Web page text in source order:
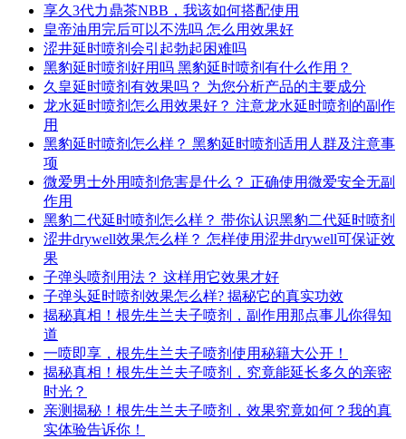
享久3代力鼎茶NBB，我该如何搭配使用
皇帝油用完后可以不洗吗 怎么用效果好
涩井延时喷剂会引起勃起困难吗
黑豹延时喷剂好用吗 黑豹延时喷剂有什么作用？
久皇延时喷剂有效果吗？ 为您分析产品的主要成分
龙水延时喷剂怎么用效果好？ 注意龙水延时喷剂的副作
用
黑豹延时喷剂怎么样？ 黑豹延时喷剂适用人群及注意事
项
微爱男士外用喷剂危害是什么？ 正确使用微爱安全无副
作用
黑豹二代延时喷剂怎么样？ 带你认识黑豹二代延时喷剂
涩井drywell效果怎么样？ 怎样使用涩井drywell可保证效
果
子弹头喷剂用法？ 这样用它效果才好
子弹头延时喷剂效果怎么样? 揭秘它的真实功效
揭秘真相！根先生兰夫子喷剂，副作用那点事儿你得知
道
一喷即享，根先生兰夫子喷剂使用秘籍大公开！
揭秘真相！根先生兰夫子喷剂，究竟能延长多久的亲密
时光？
亲测揭秘！根先生兰夫子喷剂，效果究竟如何？我的真
实体验告诉你！